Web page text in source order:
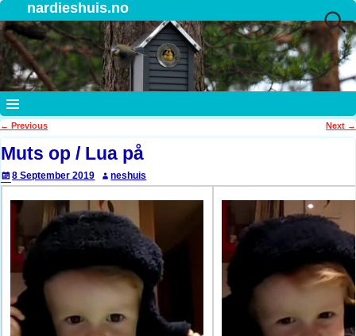
nardieshuis.no
Post navigation
← Previous Next →
Muts op / Lua på
8 September 2019 neshuis